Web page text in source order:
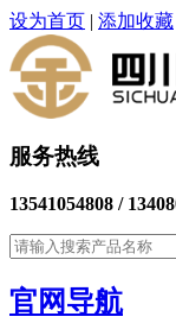
设为首页 | 添加收藏
服务热线
13541054808 /
官网导航